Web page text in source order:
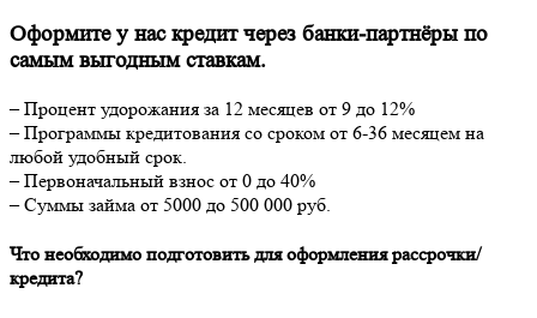
Оформите у нас кредит через банки-партнёры по
самым выгодным ставкам.
– Процент удорожания за 12 месяцев от 9 до 12%
– Программы кредитования со сроком от 6-36 месяцем на
любой удобный срок.
– Первоначальный взнос от 0 до 40%
– Суммы займа от 5000 до 500 000 руб.
Что необходимо подготовить для оформления рассрочки/
кредита?